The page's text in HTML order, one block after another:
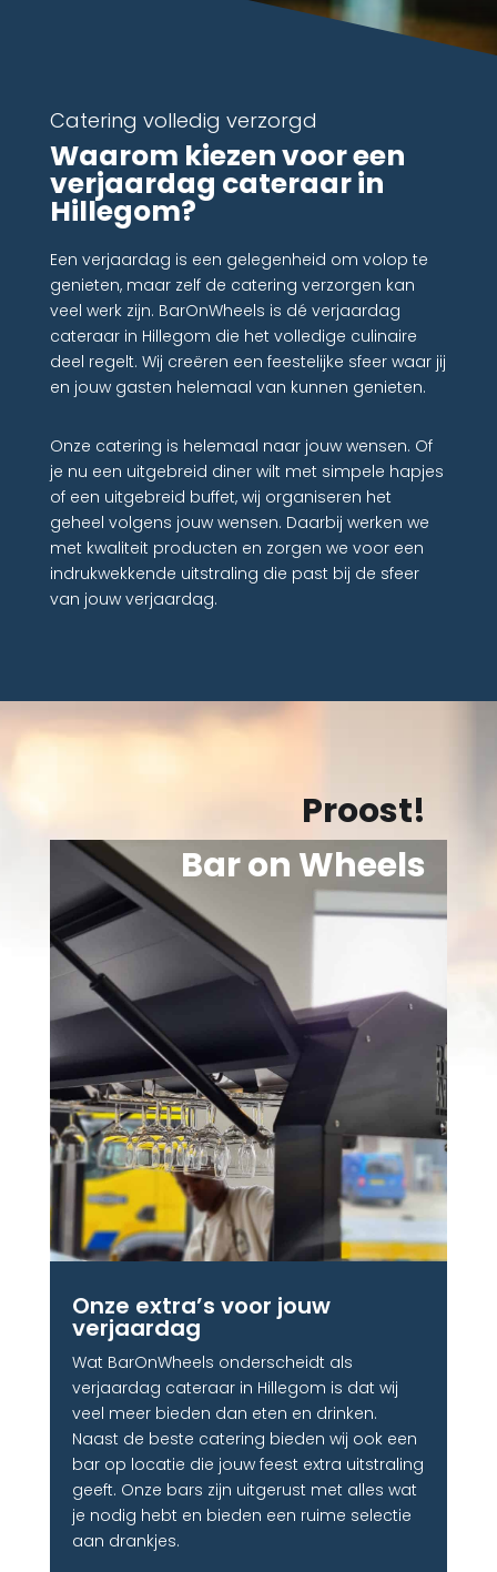
Catering volledig verzorgd
Waarom kiezen voor een
verjaardag cateraar in
Hillegom?
Een verjaardag is een gelegenheid om volop te
genieten, maar zelf de catering verzorgen kan
veel werk zijn. BarOnWheels is dé verjaardag
cateraar in Hillegom die het volledige culinaire
deel regelt. Wij creëren een feestelijke sfeer waar jij
en jouw gasten helemaal van kunnen genieten.
Onze catering is helemaal naar jouw wensen. Of
je nu een uitgebreid diner wilt met simpele hapjes
of een uitgebreid buffet, wij organiseren het
geheel volgens jouw wensen. Daarbij werken we
met kwaliteit producten en zorgen we voor een
indrukwekkende uitstraling die past bij de sfeer
van jouw verjaardag.
Proost!
Bar on Wheels
Onze extra’s voor jouw
verjaardag​
Wat BarOnWheels onderscheidt als
verjaardag cateraar in Hillegom is dat wij
veel meer bieden dan eten en drinken.
Naast de beste catering bieden wij ook een
bar op locatie die jouw feest extra uitstraling
geeft. Onze bars zijn uitgerust met alles wat
je nodig hebt en bieden een ruime selectie
aan drankjes.